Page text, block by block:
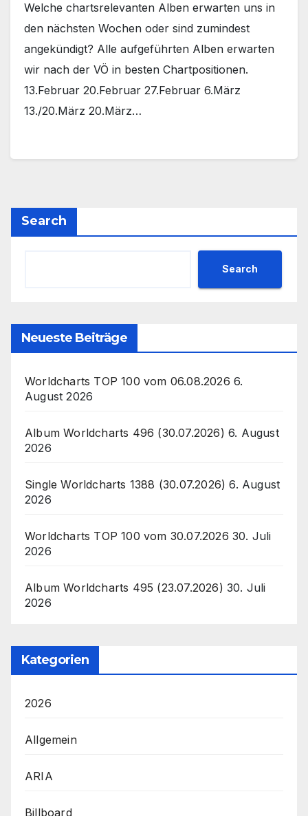
Welche chartsrelevanten Alben erwarten uns in
den nächsten Wochen oder sind zumindest
angekündigt? Alle aufgeführten Alben erwarten
wir nach der VÖ in besten Chartpositionen.
13.Februar 20.Februar 27.Februar 6.März
13./20.März 20.März…
Search
Search
Neueste Beiträge
Worldcharts TOP 100 vom 06.08.2026 6.
August 2026
Album Worldcharts 496 (30.07.2026) 6. August
2026
Single Worldcharts 1388 (30.07.2026) 6. August
2026
Worldcharts TOP 100 vom 30.07.2026 30. Juli
2026
Album Worldcharts 495 (23.07.2026) 30. Juli
2026
Kategorien
2026
Allgemein
ARIA
Billboard